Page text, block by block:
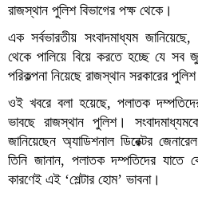
রাজস্থান পুলিশ বিভাগের পক্ষ থেকে।
এক সর্বভারতীয় সংবাদমাধ্যম
থেকে পালিয়ে বিয়ে করতে হচ্ছে যে সব
পরিকল্পনা নিয়েছে রাজস্থান সরকারের
ওই খবরে বলা হয়েছে, পলাতক
ভাবছে রাজস্থান পুলিশ।
জানিয়েছেন অ্যাডিশনাল ডিরেক্টর
তিনি জানান, পলাতক দম্পতিদের
কারণেই এই ‘শেল্টার হোম’ ভাবনা।